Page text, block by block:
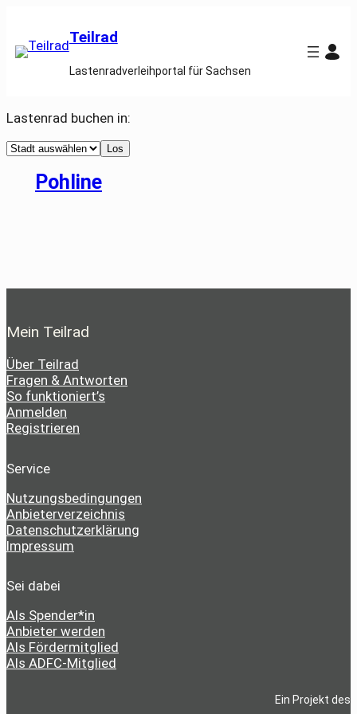
springen
Teilrad
Lastenradverleihportal für Sachsen
Lastenrad buchen in:
Select
Los
Pohline
Mein Teilrad
Über Teilrad
Fragen & Antworten
So funktioniert’s
Anmelden
Registrieren
Service
Nutzungsbedingungen
Anbieterverzeichnis
Datenschutzerklärung
Impressum
Sei dabei
Als Spender*in
Anbieter werden
Als Fördermitglied
Als ADFC-Mitglied
Ein Projekt des